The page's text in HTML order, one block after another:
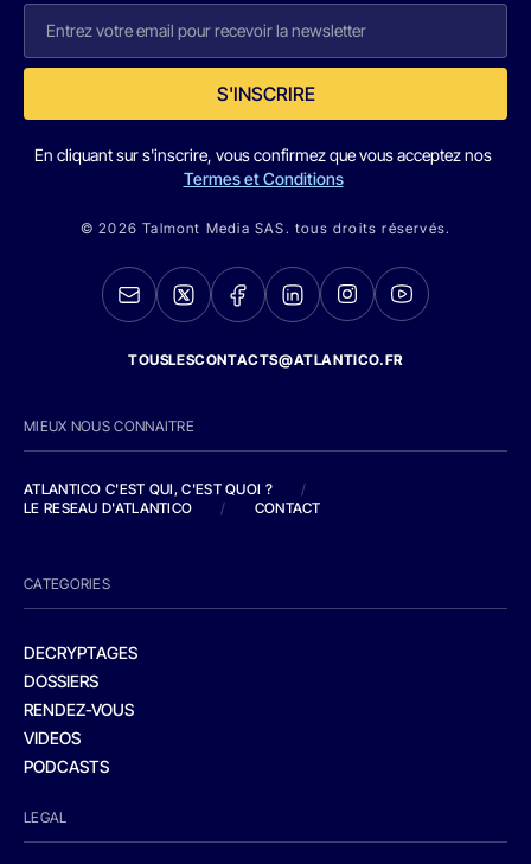
S'INSCRIRE
En cliquant sur s'inscrire, vous confirmez que vous acceptez nos
Termes et Conditions
© 2026 Talmont Media SAS. tous droits réservés.
TOUSLESCONTACTS@ATLANTICO.FR
MIEUX NOUS CONNAITRE
ATLANTICO C'EST QUI, C'EST QUOI ?
/
LE RESEAU D'ATLANTICO
/ CONTACT
CATEGORIES
DECRYPTAGES
DOSSIERS
RENDEZ-VOUS
VIDEOS
PODCASTS
LEGAL